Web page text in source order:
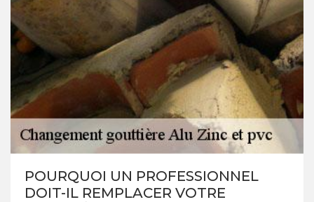
POURQUOI UN PROFESSIONNEL
DOIT-IL REMPLACER VOTRE